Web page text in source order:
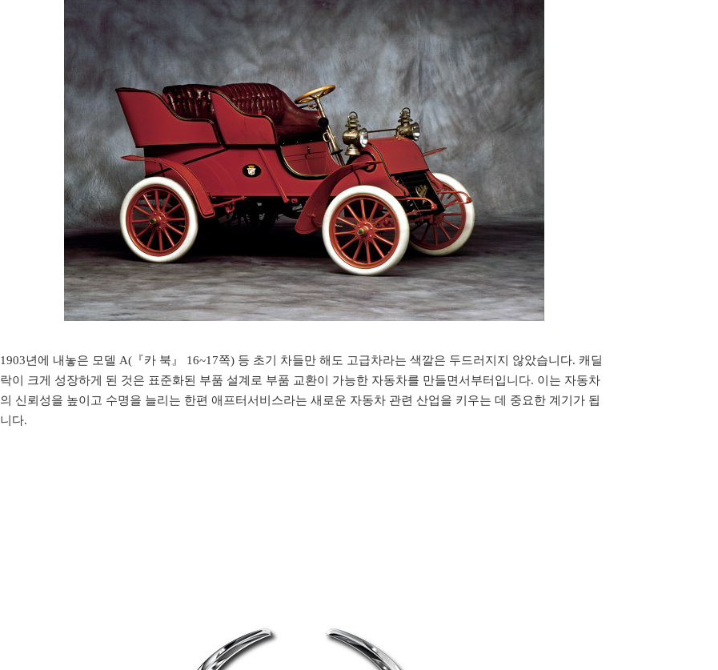
1903년에 내놓은 모델 A(『카 북』 16~17쪽) 등 초기 차들만 해도 고급차라는 색깔은 두드러지지 않았습니다. 캐딜
락이 크게 성장하게 된 것은 표준화된 부품 설계로 부품 교환이 가능한 자동차를 만들면서부터입니다. 이는 자동차
의 신뢰성을 높이고 수명을 늘리는 한편 애프터서비스라는 새로운 자동차 관련 산업을 키우는 데 중요한 계기가 됩
니다.